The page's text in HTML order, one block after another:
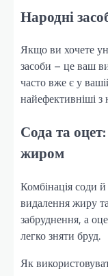
Народні
Якщо ви хочете
засоби – це ваш
часто вже є у
найефективніші з
Сода та
жиром
Комбінація соди
видалення жиру
забруднення, а
легко зняти бруд.
Як